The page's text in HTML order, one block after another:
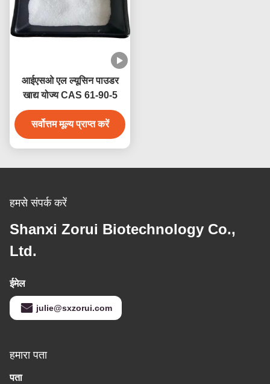
आईएसओ एल ल्यूसिन पाउडर
खाद्य योज्य CAS 61-90-5
सर्वोत्तम मूल्य प्राप्त करें
हमसे संपर्क करें
Shanxi Zorui Biotechnology Co.,
Ltd.
ईमेल
julie@sxzorui.com
हमारा पता
पता